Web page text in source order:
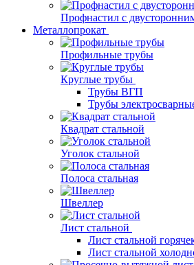
Профнастил с
Металлопрокат
Профильные трубы
Круглые трубы
Трубы ВГП
Трубы
Квадрат стальной
Уголок стальной
Полоса стальная
Швеллер
Лист стальной
Лист стальной
Лист стальной